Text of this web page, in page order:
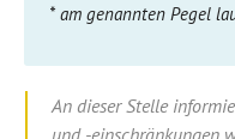
* am genannten Pegel
An dieser Stelle
und -einschränkungen